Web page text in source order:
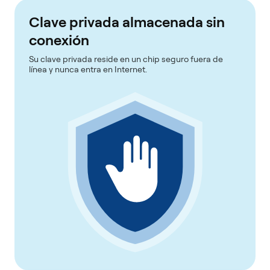
Clave privada almacenada sin
conexión
Su clave privada reside en un chip seguro fuera de
línea y nunca entra en Internet.